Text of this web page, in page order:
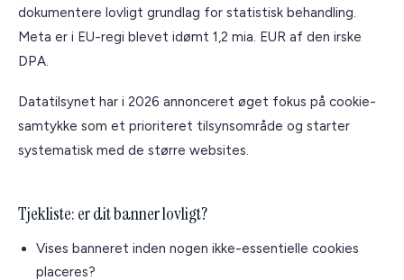
dokumentere lovligt grundlag for statistisk behandling.
Meta er i EU-regi blevet idømt 1,2 mia. EUR af den irske
DPA.
Datatilsynet har i 2026 annonceret øget fokus på cookie-
samtykke som et prioriteret tilsynsområde og starter
systematisk med de større websites.
Tjekliste: er dit banner lovligt?
Vises banneret inden nogen ikke-essentielle cookies
placeres?